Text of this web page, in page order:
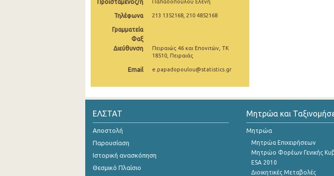
2005
2004
2003
2002
2001
Προϊστάμενος/η Παπαδοπούλου Ελένη
Τηλέφωνα 213 1352168, 210 4852168
Γραμματεία
Φαξ
Διεύθυνση
Πειραιώς 46 και Επονιτών, ΤΚ
18510, Πειραιάς
Email e.papadopoulou@statistics.gr
ΕΛΣΤΑΤ
Αποστολή
Παρουσίαση
Ιστορική ανασκόπηση
Θεσμικό Πλαίσιο
Μητρώα και
Μητρώα
Μητρώα Επιχειρήσεων
Μητρώο Φορέων Γενικής
ESA 2010
Διοικητικές Μεταβολές